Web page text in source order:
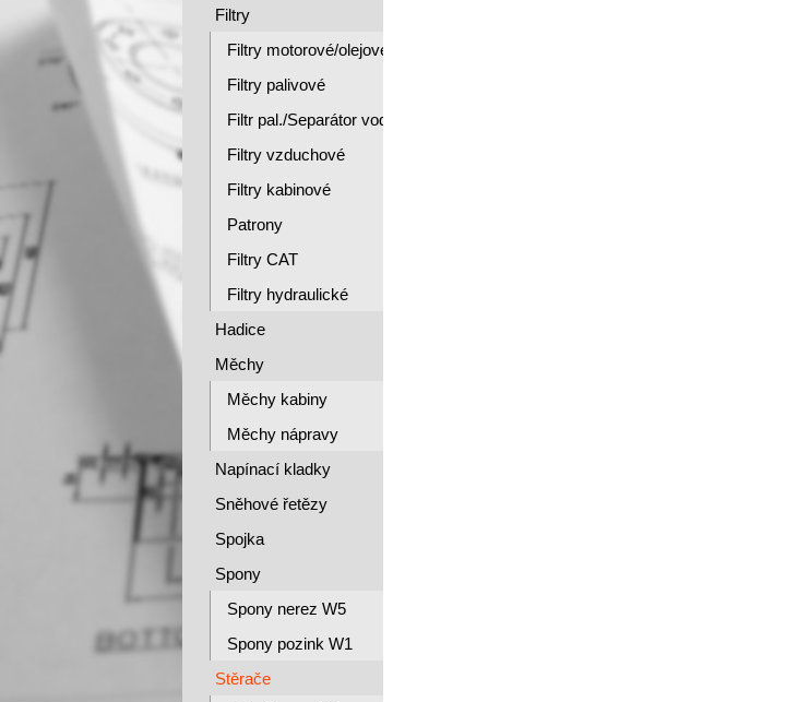
Filtry
Filtry motorové/olejové/
Filtry palivové
Filtr pal./Separátor vody
Filtry vzduchové
Filtry kabinové
Patrony
Filtry CAT
Filtry hydraulické
Hadice
Měchy
Měchy kabiny
Měchy nápravy
Napínací kladky
Sněhové řetězy
Spojka
Spony
Spony nerez W5
Spony pozink W1
Stěrače